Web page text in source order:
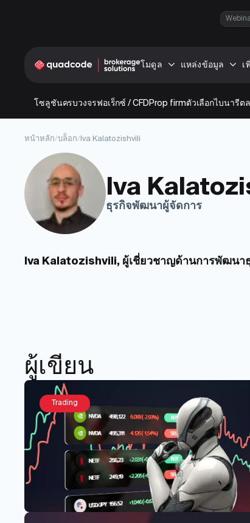
โมดูล แหล่งข้อมูล เ
โซลูชันครบวงจรฟอเร็กซ์ / CFD Prop firmตัวเลือกไบนารีต
หน้าหลัก/บล็อก/ Iva Kalatozishvili
Iva
ธุรกิจพัฒนาผู้จัดการ
Iva Kalatozishvili, ผู้เชี่ยวชาญด้านการพัฒนา
ผู้เขียน
Trading